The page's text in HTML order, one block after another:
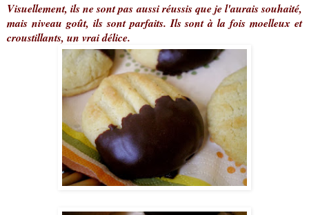
Visuellement, ils ne sont pas aussi réussis que je l'aurais souhaité,
mais niveau goût, ils sont parfaits. Ils sont à la fois moelleux et
croustillants, un vrai délice.